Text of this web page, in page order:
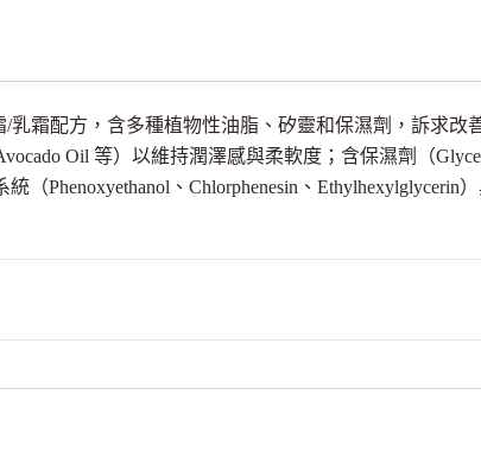
乳霜配方，含多種植物性油脂、矽靈和保濕劑，訴求
Oil 等）以維持潤澤感與柔軟度；含保濕劑（
（Phenoxyethanol、Chlorphenesin、Ethylhexylglycerin